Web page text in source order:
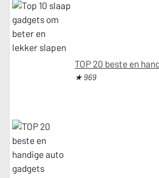
TOP 20 beste en
★ 969